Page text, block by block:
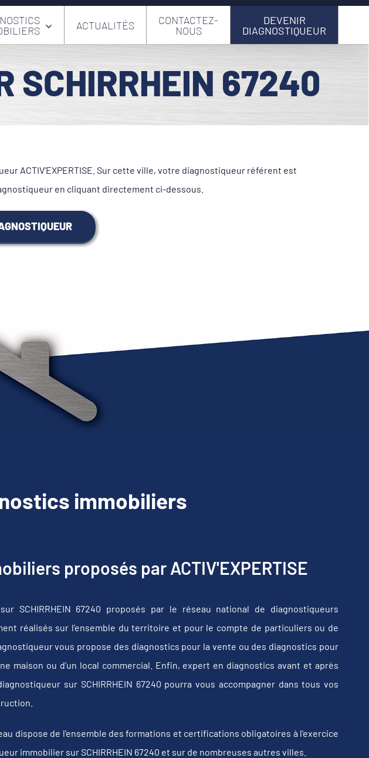
ACTUALITÉS
CONTACTEZ-
NOUS
DEVENIR
DIAGNOSTIQUEUR
SCHIRRHEIN 67240
ACTIV'EXPERTISE. Sur cette ville, votre diagnostiqueur référent est
en cliquant directement ci-dessous.
immobiliers
proposés par ACTIV'EXPERTISE
SCHIRRHEIN 67240 proposés par le réseau national de diagnostiqueurs
réalisés sur l'ensemble du territoire et pour le compte de particuliers ou de
vous propose des diagnostics pour la vente ou des diagnostics pour
maison ou d'un local commercial. Enfin, expert en diagnostics avant et après
sur SCHIRRHEIN 67240 pourra vous accompagner dans tous vos
dispose de l'ensemble des formations et certifications obligatoires à l'exercice
immobilier sur SCHIRRHEIN 67240 et sur de nombreuses autres villes.